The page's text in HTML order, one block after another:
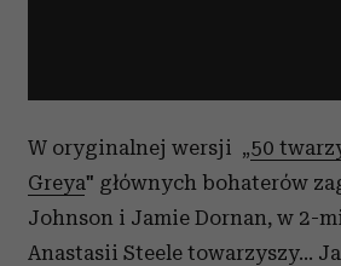
W oryginalnej wersji „50
Greya" głównych bohaterów
Johnson i Jamie Dornan, w 2-
Anastasii Steele towarzyszy...